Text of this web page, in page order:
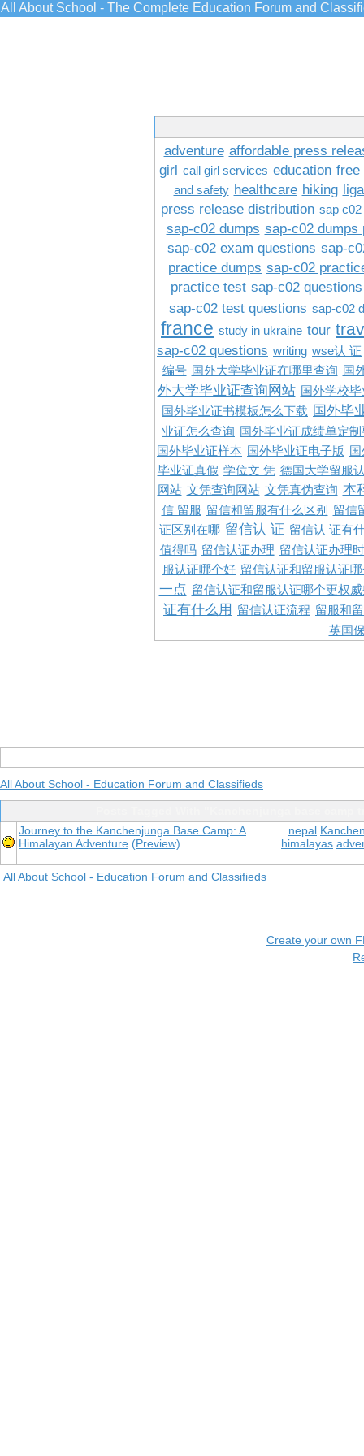
All About School - The Complete Education Forum and
adventure affordable press
girl call girl services education free
and safety healthcare hiking
press release distribution sap
sap-c02 dumps sap-c02 dumps
sap-c02 exam questions sap-
practice dumps sap-c02
practice test sap-c02 questions
sap-c02 test questions sap-c02
france study in ukraine tour
sap-c02 questions writing wse认 证
编号 国外大学毕业证在哪里查询 国
外大学毕业证查询网站 国外学校
国外毕业证书模板怎么下载 国外毕
业证怎么查询
国外毕业证成绩单定
国外毕业证样本
国外毕业证电子版
毕业证真假 学位文 凭 德国大学留服
网站 文凭查询网站 文凭真伪查询 本
信 留服 留信和留服有什么区别
留信
证区别在哪 留信认 证 留信认 证有
值得吗 留信认证办理 留信认证办理
服认证哪个好 留信认证和留服认证
一点 留信认证和留服认证哪个更权
证有什么用 留信认证流程 留服和
英国
All About School - Education Forum and Classifieds
nepal
himalayas
Journey to the Kanchenjunga Base Camp: A
Himalayan Adventure (Preview)
All About School - Education Forum and Classifieds
Create your own